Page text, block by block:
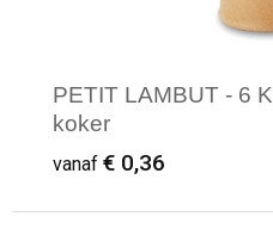
PETIT LAMBUT - 6
koker
vanaf € 0,36